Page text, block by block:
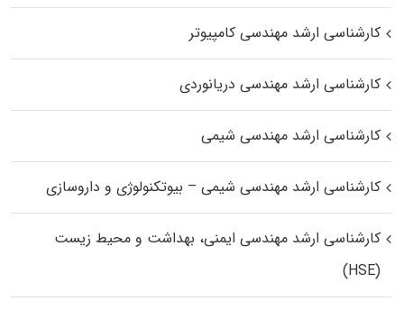
کارشناسی ارشد مهندسی کامپیوتر
کارشناسی ارشد مهندسی دریانوردی
کارشناسی ارشد مهندسی شیمی
کارشناسی ارشد مهندسی شیمی – بیوتکنولوژی و داروسازی
کارشناسی ارشد مهندسی ایمنی، بهداشت و محیط زیست
(HSE)